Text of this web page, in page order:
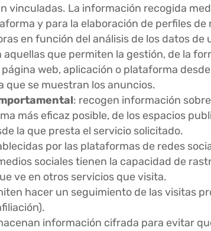
vinculadas. La información recogida
y para la elaboración de perfiles
en función del análisis de los datos de
aquellas que permiten la gestión, de la
web, aplicación o plataforma
que se muestran los anuncios.
: recogen información
más eficaz posible, de los espacios
la que presta el servicio solicitado.
por las plataformas de redes
sociales tienen la capacidad de
ve en otros servicios que visita.
hacer un seguimiento de las visitas
información cifrada para evitar